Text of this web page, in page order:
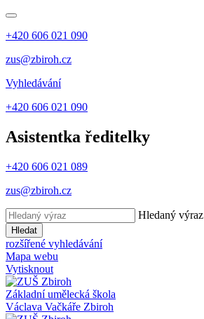
+420 606 021 090
zus@zbiroh.cz
Vyhledávání
+420 606 021 090
Asistentka ředitelky
+420 606 021 089
zus@zbiroh.cz
Hledaný výraz
Hledat
rozšířené vyhledávání
Mapa webu
Vytisknout
Základní umělecká škola
Václava Vačkáře Zbiroh